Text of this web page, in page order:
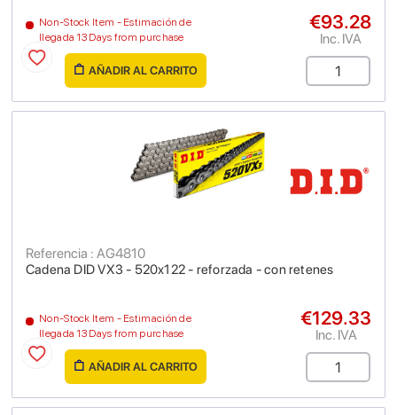
Non-Stock Item - Estimación de
llegada 13 Days from purchase
€93.28
Inc. IVA
AÑADIR AL CARRITO
Cadena DID VX3 - 520x122 - reforzada - con retenes
Referencia : AG4810
Non-Stock Item - Estimación de
llegada 13 Days from purchase
€129.33
Inc. IVA
AÑADIR AL CARRITO